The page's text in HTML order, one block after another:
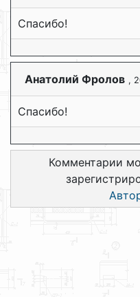
Спасибо!
Анатолий Фролов ,
Спасибо!
Комментарии